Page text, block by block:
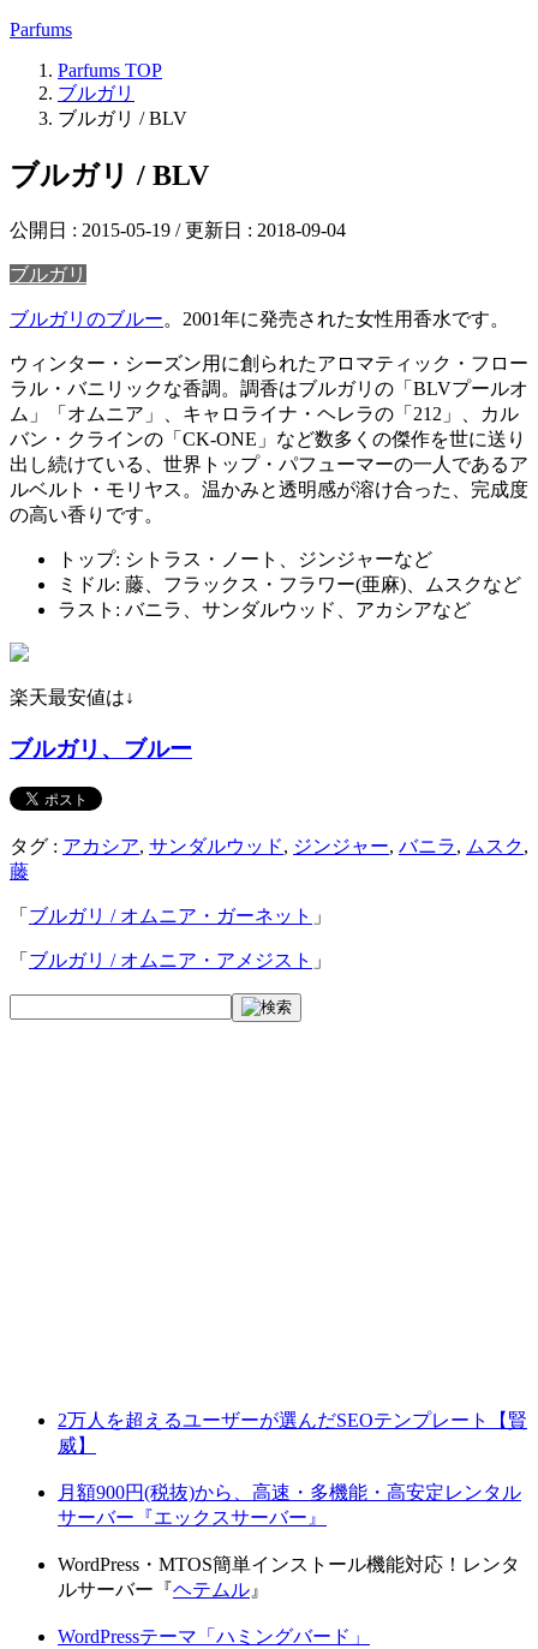
Parfums
Parfums TOP
ブルガリ
ブルガリ / BLV
ブルガリ / BLV
公開日 : 2015-05-19 / 更新日 : 2018-09-04
ブルガリ
ブルガリのブルー。2001年に発売された女性用香水です。
ウィンター・シーズン用に創られたアロマティック・フロー
ラル・バニリックな香調。調香はブルガリの「BLVプールオ
ム」「オムニア」、キャロライナ・ヘレラの「212」、カル
バン・クラインの「CK-ONE」など数多くの傑作を世に送り
出し続けている、世界トップ・パフューマーの一人であるア
ルベルト・モリヤス。温かみと透明感が溶け合った、完成度
の高い香りです。
トップ: シトラス・ノート、ジンジャーなど
ミドル: 藤、フラックス・フラワー(亜麻)、ムスクなど
ラスト: バニラ、サンダルウッド、アカシアなど
楽天最安値は↓
ブルガリ、ブルー
タグ : アカシア, サンダルウッド, ジンジャー, バニラ, ムスク,
藤
「 ブルガリ / オムニア・ガーネット 」
「 ブルガリ / オムニア・アメジスト 」
2万人を超えるユーザーが選んだSEOテンプレート【賢
威】
月額900円(税抜)から、高速・多機能・高安定レンタル
サーバー『エックスサーバー』
WordPress・MTOS簡単インストール機能対応！レンタ
ルサーバー『ヘテムル 』
WordPressテーマ「ハミングバード」